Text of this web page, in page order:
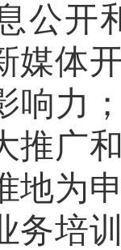
公开
媒体
响力
推广
地为
务培